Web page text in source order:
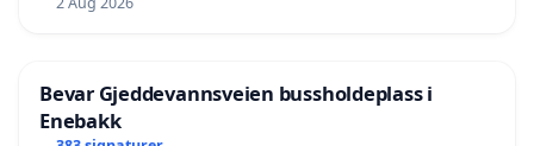
Bevar Gjeddevannsveien bussholdeplass i
Enebakk